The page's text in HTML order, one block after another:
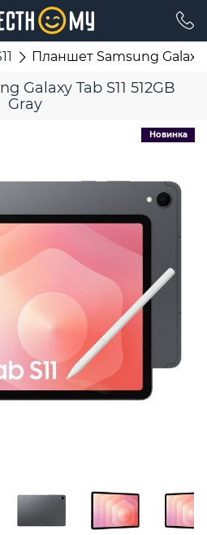
Планшет Samsung Galaxy
Galaxy Tab S11 512GB
Gray
Новинка